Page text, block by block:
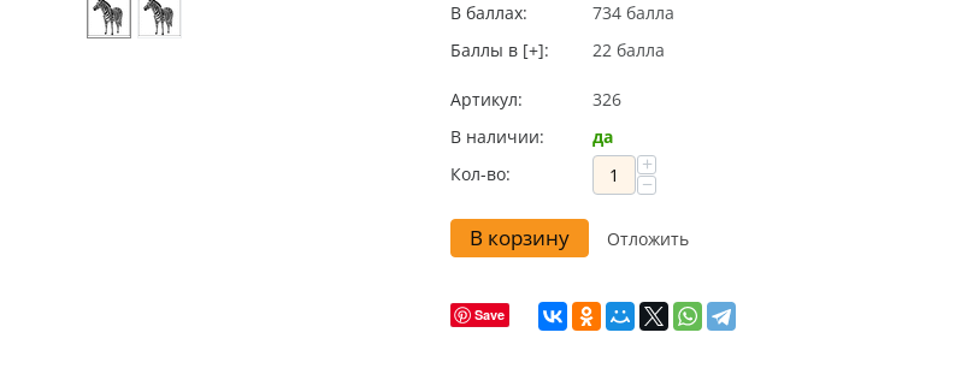
В баллах:
734 балла
Баллы в [+]:
22 балла
Артикул:
326
В наличии:
да
Кол-во:
+
−
В корзину Отложить
Save